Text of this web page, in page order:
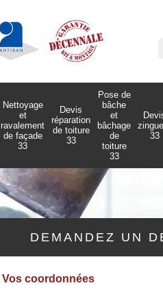
Nettoyage
et
ravalement
de façade
33
Devis
réparation
de toiture
33
Pose de
bâche
et
bâchage
de
toiture
33
33
DEMANDEZ UN
Vos coordonnées